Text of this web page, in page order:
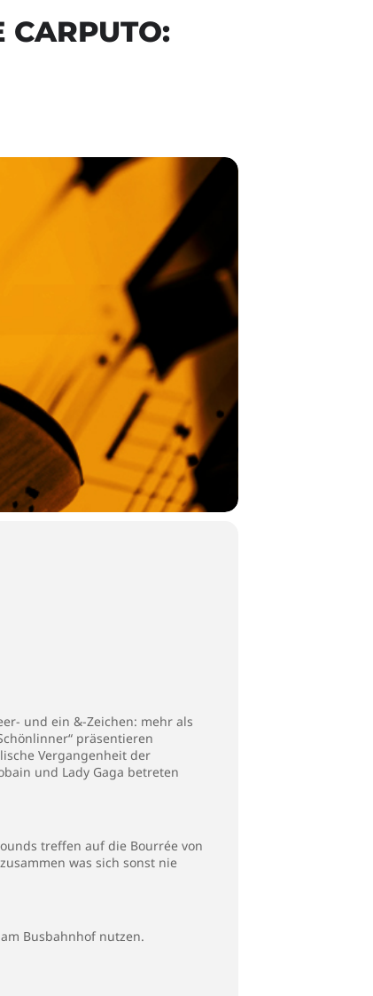
CARPUTO:
und ein &-Zeichen: mehr als
präsentieren
Vergangenheit der
und Lady Gaga betreten
treffen auf die Bourrée von
was sich sonst nie
Busbahnhof nutzen.